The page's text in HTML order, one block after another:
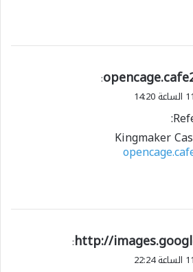
:
Kingmaker
http://
: